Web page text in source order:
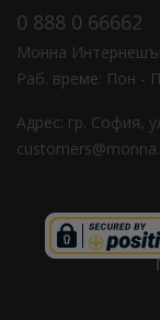
0 888 0 66662
Монна
Раб. време: Пoн -
Адрес: гр. София,